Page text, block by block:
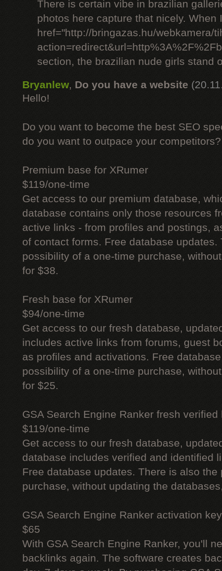
There is certain vibe in brazilian
photos here capture that nicely. When
href="http://bringazas.hu/webkamera/
section, the brazilian nude girls stand
Bryanlew, Do you have a website
Hello!
Do you want to become the best SEO
do you want to outpace your competitors?
Premium base for XRumer
$119/one-time
Get access to our premium database,
database contains only those resources
active links - from profiles and postings,
of contact forms. Free database updates.
possibility of a one-time purchase,
for $38.
Fresh base for XRumer
$94/one-time
Get access to our fresh database,
includes active links from forums, guest
as profiles and activations. Free
possibility of a one-time purchase,
for $25.
GSA Search Engine Ranker fresh verified
$119/one-time
Get access to our fresh database,
database includes verified and identified
Free database updates. There is also
purchase, without updating the
GSA Search Engine Ranker activation key
$65
With GSA Search Engine Ranker, you'll
backlinks again. The software creates